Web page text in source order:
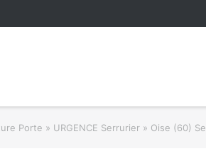
Porte » URGENCE Serrurier » Oise (60)